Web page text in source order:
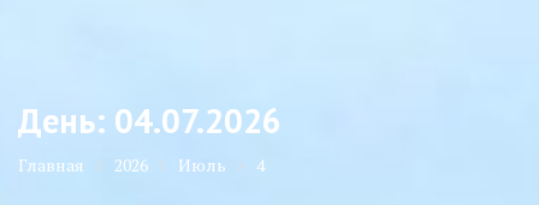
ЦЕНТР"
День: 04.07.2026
Главная 2026 Июль 4